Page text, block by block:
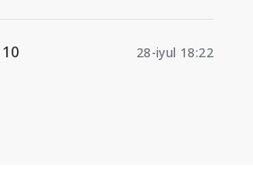
28-iyul 18:22